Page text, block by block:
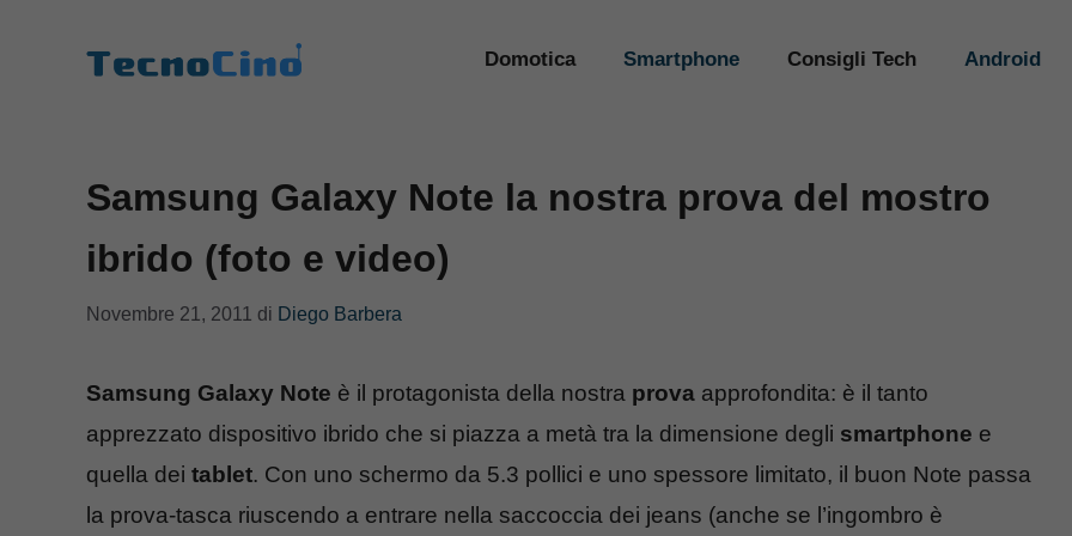
Domotica Smartphone Consigli Tech Android
Samsung Galaxy Note la nostra prova del mostro
ibrido (foto e video)
Novembre 21, 2011 di Diego Barbera
Samsung Galaxy Note è il protagonista della nostra prova approfondita: è il tanto
apprezzato dispositivo ibrido che si piazza a metà tra la dimensione degli smartphone e
quella dei tablet. Con uno schermo da 5.3 pollici e uno spessore limitato, il buon Note passa
la prova-tasca riuscendo a entrare nella saccoccia dei jeans (anche se l’ingombro è